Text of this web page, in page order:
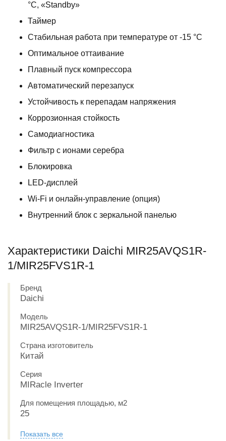
°C, «Standby»
Таймер
Стабильная работа при температуре от -15 °C
Оптимальное оттаивание
Плавный пуск компрессора
Автоматический перезапуск
Устойчивость к перепадам напряжения
Коррозионная стойкость
Самодиагностика
Фильтр с ионами серебра
Блокировка
LED-дисплей
Wi-Fi и онлайн-управление (опция)
Внутренний блок с зеркальной панелью
Характеристики Daichi MIR25AVQS1R-
1/MIR25FVS1R-1
Бренд
Daichi
Модель
MIR25AVQS1R-1/MIR25FVS1R-1
Страна изготовитель
Китай
Серия
MIRacle Inverter
Для помещения площадью, м2
25
Показать все